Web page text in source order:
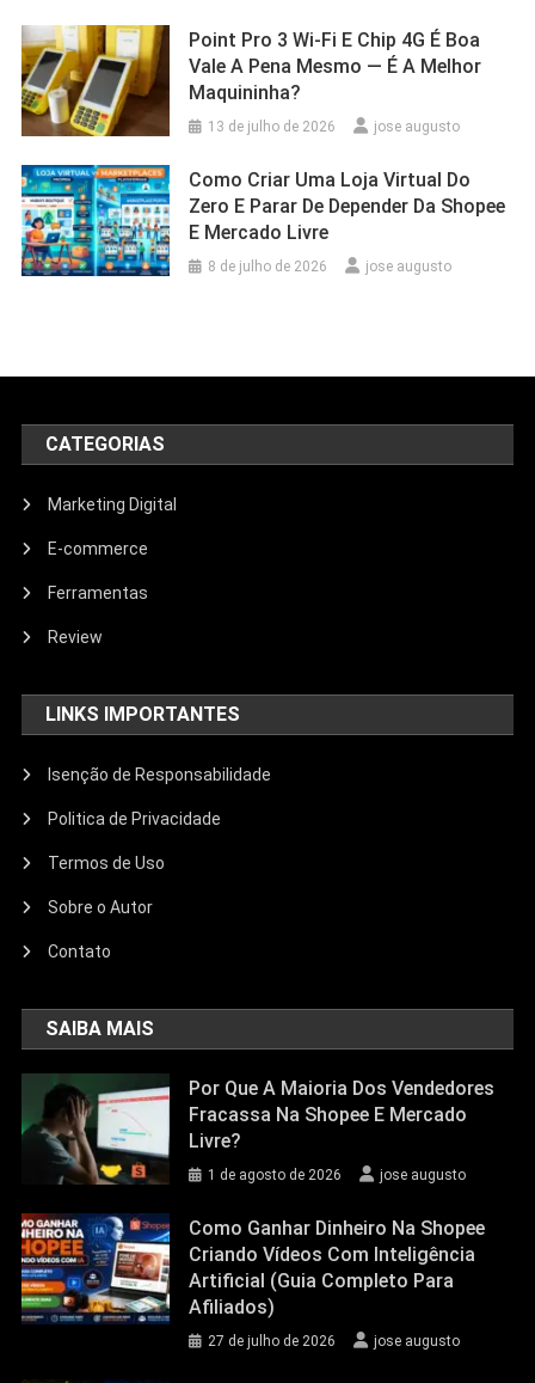
Point Pro 3 Wi‑Fi E Chip 4G É Boa
Vale A Pena Mesmo — É A Melhor
Maquininha?
13 de julho de 2026 jose augusto
Como Criar Uma Loja Virtual Do
Zero E Parar De Depender Da Shopee
E Mercado Livre
8 de julho de 2026 jose augusto
CATEGORIAS
Marketing Digital
E-commerce
Ferramentas
Review
LINKS IMPORTANTES
Isenção de Responsabilidade
Politica de Privacidade
Termos de Uso
Sobre o Autor
Contato
SAIBA MAIS
Por Que A Maioria Dos Vendedores
Fracassa Na Shopee E Mercado
Livre?
1 de agosto de 2026 jose augusto
Como Ganhar Dinheiro Na Shopee
Criando Vídeos Com Inteligência
Artificial (Guia Completo Para
Afiliados)
27 de julho de 2026 jose augusto